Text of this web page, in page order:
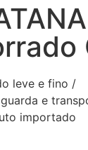
leve e fino /
e
importado